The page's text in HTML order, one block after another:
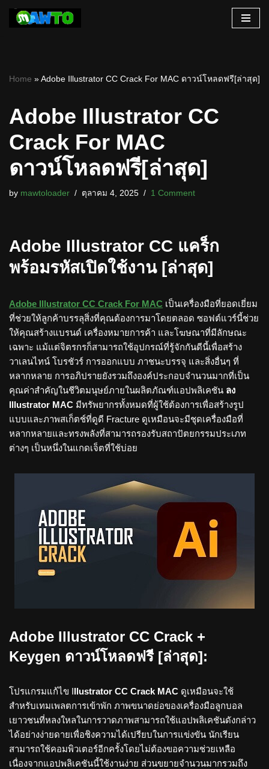
Home »Adobe Illustrator CC Crack For MAC ดาวน์โหลดฟรี[ล่าสุด]
Adobe Illustrator CC
Crack For MAC
ดาวน์โหลดฟรี[ล่าสุด]
by mawtoloader ตุลาคม 4, 2025 1 Comment
Adobe Illustrator CC แคร็ก
พร้อมรหัสเปิดใช้งาน [ล่าสุด]
Adobe Illustrator CC Crack For MAC เป็นเครื่องมือที่ยอดเยี่ยม
ที่ช่วยให้ลูกค้าบรรลุสิ่งที่คุณต้องการมาโดยตลอด ซอฟต์แวร์นี้ช่วย
ให้คุณสร้างแบรนด์ เครื่องหมายการค้า และโฆษณาที่มีลักษณะ
เฉพาะ แม้แต่จิตรกรก็สามารถใช้อุปกรณ์ที่รู้จักกันดีนี้เพื่อสร้าง
วาเลนไทน์ โบรชัวร์ การออกแบบ ภาชนะบรรจุ และสิ่งอื่นๆ ที่
หลากหลาย การอภิปรายยังรวมถึงองค์ประกอบจำนวนมากที่เป็น
คุณค่าสำคัญในชีวิตมนุษย์ภายในผลิตภัณฑ์แอปพลิเคชัน ลง
Illustrator MAC มีทรัพยากรทั้งหมดที่ผู้ใช้ต้องการเพื่อสร้างรูป
แบบและภาพสเก็ตช์ที่ดูดี Fracture ดูเหมือนจะมีชุดเครื่องมือที่
หลากหลายและทรงพลังที่สามารถรองรับสถาปัตยกรรมประเภท
ต่างๆ เป็นหนึ่งในแกดเจ็ตที่ใช้บ่อย
Adobe Illustrator CC Crack +
Keygen ดาวน์โหลดฟรี [ล่าสุด]:
โปรแกรมแก้ไข Illustrator CC Crack MAC ดูเหมือนจะใช้
สำหรับเทมเพลตการเข้าพัก ภาพขนาดย่อของเครื่องมือลูกบอล
เยาวชนที่หลงใหลในการวาดภาพสามารถใช้แอปพลิเคชันดังกล่าว
ได้อย่างง่ายดายเพื่อชิงความได้เปรียบในการแข่งขัน นักเรียน
สามารถใช้คอมพิวเตอร์อีกครั้งโดยไม่ต้องขอความช่วยเหลือ
เนื่องจากแอปพลิเคชันนี้ใช้งานง่าย ส่วนขยายจำนวนมากรวมถึง